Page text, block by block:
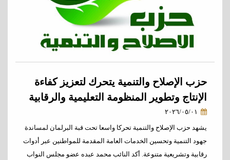
حزب الإصلاح والتنمية يتحرك لتعزيز كفاءة
الإنتاج وتطوير المنظومة التعليمية والرقابية
يشهد حزب الإصلاح والتنمية تحركا واسعا تحت قبة البرلمان لمساندة
جهود التنمية وتحسين الخدمات العامة المقدمة للمواطنين عبر أدوات
رقابية وتشريعية متنوعة. أكد النائب محمد عبده عضو مجلس النواب